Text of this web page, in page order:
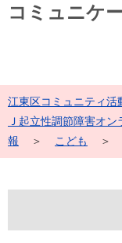
コミュニケ
江東区コミュニティ活
Ｊ起立性調節障害オ
報
＞ こども ＞